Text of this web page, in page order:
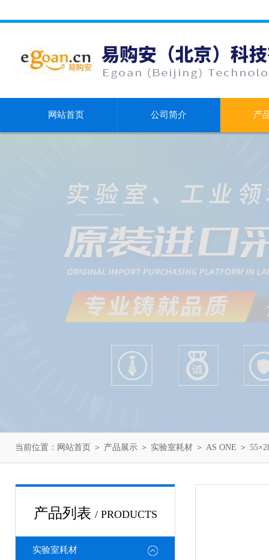
网站首页 公司简介 产
当前位置： 网站首页 ＞ 产品展示 ＞ 实验室耗材 ＞ AS ONE ＞
产品列表 / PRODUCTS
实验室耗材